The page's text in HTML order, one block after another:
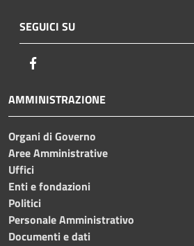
SEGUICI SU
AMMINISTRAZIONE
Organi di Governo
Aree Amministrative
Uffici
Enti e fondazioni
Politici
Personale Amministrativo
Documenti e dati